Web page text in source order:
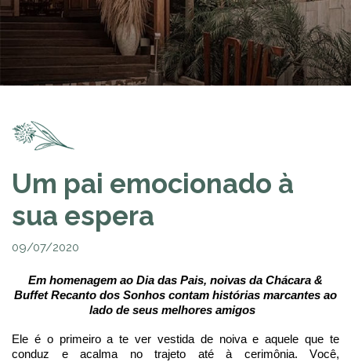
Um pai emocionado à
sua espera
09/07/2020
Em homenagem ao Dia das Pais, noivas da Chácara &
Buffet Recanto dos Sonhos contam histórias marcantes ao
lado de seus melhores amigos
Ele é o primeiro a te ver vestida de noiva e aquele que te
conduz e acalma no trajeto até à cerimônia. Você,